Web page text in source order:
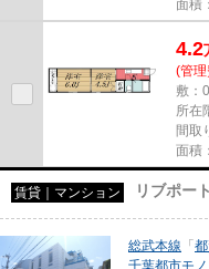
面積
4.2
(管
敷：
所在
間取
面積
賃貸｜マンション リブポー
総武本線 「
千葉都市モ